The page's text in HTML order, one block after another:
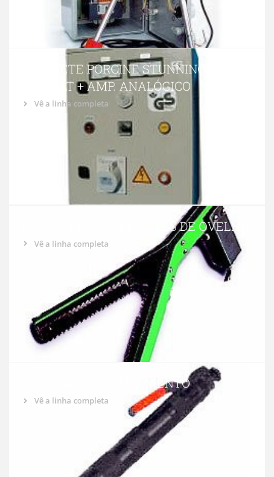
GABINETE PORCINE STUNNING 120 P /
H + VOLT + AMP. ANALÓGICO
Vê a linha completa
PINÇAS DESLUMBRANTES DE OVELHA
Vê a linha completa
ARMA DE ESFAQUEAMENTO
Vê a linha completa